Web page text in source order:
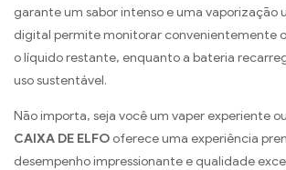
garante um sabor intenso e uma vaporização
digital permite monitorar convenientemente
o líquido restante, enquanto a bateria
uso sustentável.
Não importa, seja você um vaper experiente
CAIXA DE ELFO oferece uma experiência
desempenho impressionante e qualidade